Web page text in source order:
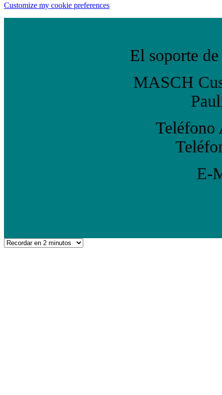
Customize my cookie preferences
El soporte
MASCH
Teléfono
E-